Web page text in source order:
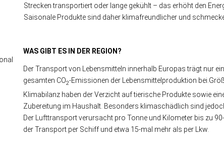
Strecken transportiert oder lange gekühlt – das erhöht den
Saisonale Produkte sind daher klimafreundlicher und
WAS GIBT ES IN DER REGION?
Der Transport von Lebensmitteln innerhalb Europas trägt nur
gesamten CO2-Emissionen der Lebensmittelproduktion
Klimabilanz haben der Verzicht auf tierische Produkte sowie
Zubereitung im Haushalt. Besonders klimaschädlich sind
Der Lufttransport verursacht pro Tonne und Kilometer bis zu
der Transport per Schiff und etwa 15-mal mehr als per Lkw.